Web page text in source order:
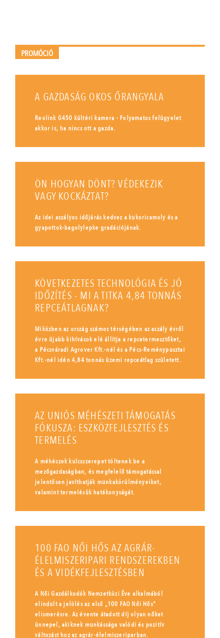
PROMÓCIÓ
A GAZDASÁG OKOS ŐRANGYALA
Reolink G450 kültéri kamera - Folyamatos felügyelet
akkor is, ha nincs ott a gazda.
ÖN HOGYAN DÖNT? VÉDEKEZIK
VAGY KOCKÁZTAT?
Az idei aszályos időjárás kedvez a kukoricamoly és a
gyapottok-bagolylepke gradációjának.
KÖVETKEZETES TECHNOLÓGIA ÉS JÓ
IDŐZÍTÉS - MI A TITKA 4,84 TONNÁS
REPCEÁTLAGNAK?
Miközben az ország számos térségében az aszály évről
évre újabb kihívások elé állítja a repcetermesztőket,
a Pécsváradi Agrover Kft.-nél és a Pécs-Reménypusztai
Kft.-nél idén 4,84 tonnás üzemi repceátlag született.
AZ UNIÓS MÉHÉSZETI TÁMOGATÁS
FÓKUSZA: ESZKÖZFEJLESZTÉS ÉS
TERMELÉS
A méhészek kulcsszerepet töltenek be a
mezőgazdaságban, és megfelelő támogatással
jelentősen javíthatják munkakörülményeiket,
valamint termelésük hatékonyságát.
100 FAO NŐI HŐS AZ AGRÁR-
ÉLELMISZERIPARI RENDSZEREKBEN
ÉS A VIDÉKFEJLESZTÉSBEN
A Női Gazdálkodók Nemzetközi Éve alkalmából
elindult a jelölés az első „100 FAO Női Hős”
elismerésre. Az évente átadott díj olyan nőket
ünnepel, akiknek munkássága valódi és pozitív
változást hoz az agrár-élelmiszeriparban.